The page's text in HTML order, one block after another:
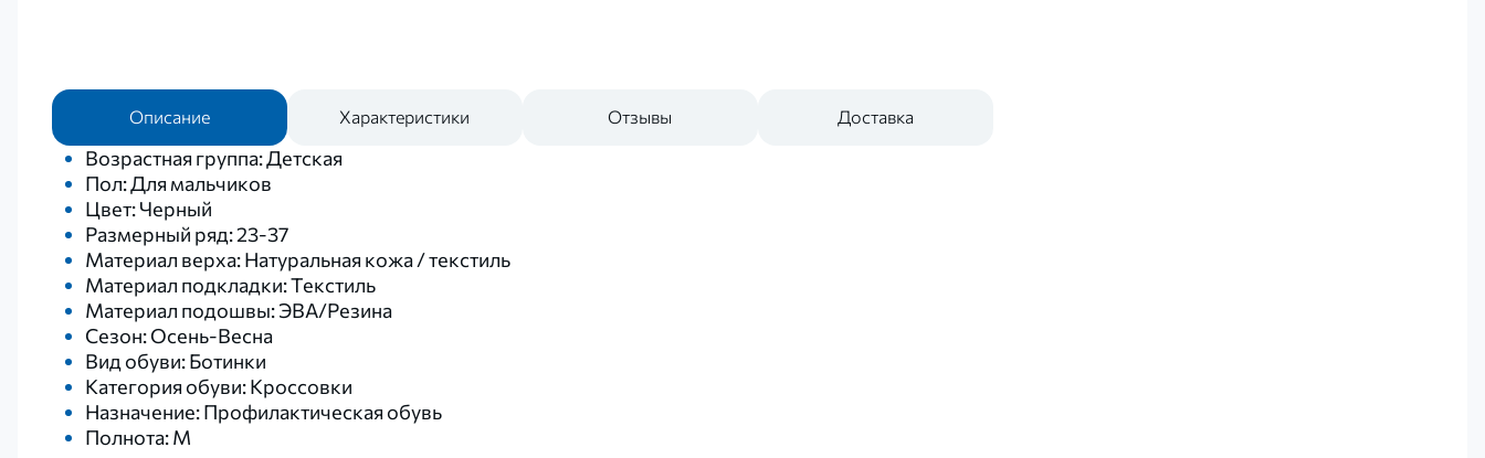
Описание Характеристики Отзывы Доставка
Возрастная группа: Детская
Пол: Для мальчиков
Цвет: Черный
Размерный ряд: 23-37
Материал верха: Натуральная кожа / текстиль
Материал подкладки: Текстиль
Материал подошвы: ЭВА/Резина
Сезон: Осень-Весна
Вид обуви: Ботинки
Категория обуви: Кроссовки
Назначение: Профилактическая обувь
Полнота: M